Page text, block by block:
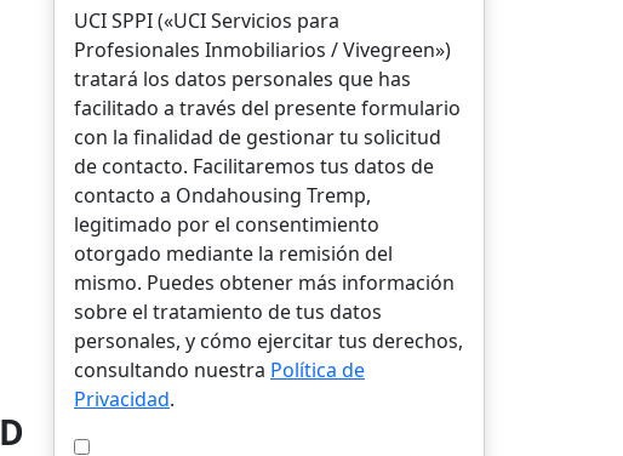
D
UCI SPPI («UCI Servicios para
Profesionales Inmobiliarios / Vivegreen»)
tratará los datos personales que has
facilitado a través del presente formulario
con la finalidad de gestionar tu solicitud
de contacto. Facilitaremos tus datos de
contacto a Ondahousing Tremp,
legitimado por el consentimiento
otorgado mediante la remisión del
mismo. Puedes obtener más información
sobre el tratamiento de tus datos
personales, y cómo ejercitar tus derechos,
consultando nuestra Política de
Privacidad.